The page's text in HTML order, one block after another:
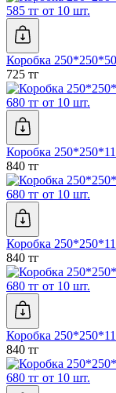
585 тг от 10 шт.
Коробка
725 тг
680 тг от 10 шт.
Коробка
840 тг
680 тг от 10 шт.
Коробка
840 тг
680 тг от 10 шт.
Коробка
840 тг
680 тг от 10 шт.